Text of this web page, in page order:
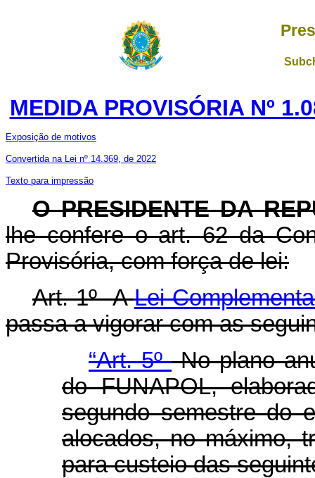
MEDIDA PROVISÓRIA Nº
Exposição de motivos
Convertida na Lei nº 14.369, de 2022
Texto para impressão
O PRESIDENTE DA
lhe confere o art. 62 da
Provisória, com força de lei:
Art. 1º ALei
passa a vigorar com as
“Art. 5ºNo plano
do FUNAPOL,
segundo semestre do
alocados, no máximo,
para custeio das